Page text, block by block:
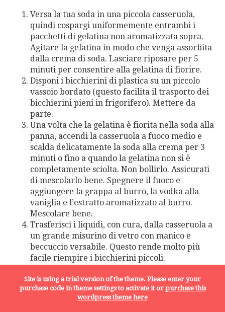
Versa la tua soda in una piccola casseruola,
quindi cospargi uniformemente entrambi i
pacchetti di gelatina non aromatizzata sopra.
Agitare la gelatina in modo che venga assorbita
dalla crema di soda. Lasciare riposare per 5
minuti per consentire alla gelatina di fiorire.
Disponi i bicchierini di plastica su un piccolo
vassoio bordato (questo facilita il trasporto dei
bicchierini pieni in frigorifero). Mettere da
parte.
Una volta che la gelatina è fiorita nella soda alla
panna, accendi la casseruola a fuoco medio e
scalda delicatamente la soda alla crema per 3
minuti o fino a quando la gelatina non si è
completamente sciolta. Non bollirlo. Assicurati
di mescolarlo bene. Spegnere il fuoco e
aggiungere la grappa al burro, la vodka alla
vaniglia e l’estratto aromatizzato al burro.
Mescolare bene.
Trasferisci i liquidi, con cura, dalla casseruola a
un grande misurino di vetro con manico e
beccuccio versabile. Questo rende molto più
facile riempire i bicchierini piccoli.
un ¼ di pollice (0,635 cm) nella parte superiore,
così una volta che i tuoi bicchierini di gelatina si
sono preparati, puoi decorare i tuoi bicchieri
Site is using a trial version of the theme. Please enter your
purchase code in theme settings to activate it or purchase this
wordpress theme here